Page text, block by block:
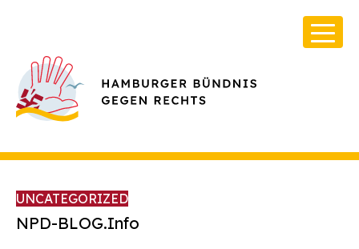
UNCATEGORIZED
NPD-BLOG.Info